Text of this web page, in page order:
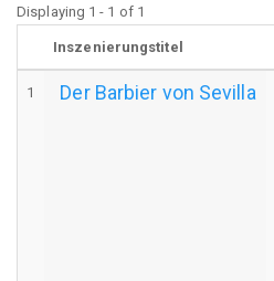
Displaying 1 - 1 of 1
Inszenierungstitel
1 Der Barbier von Sevilla